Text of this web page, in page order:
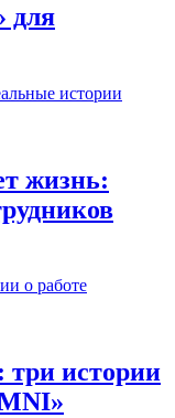
для
жизнь:
три истории